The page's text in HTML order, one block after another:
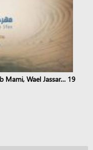
Mami, Wael Jassar… 19